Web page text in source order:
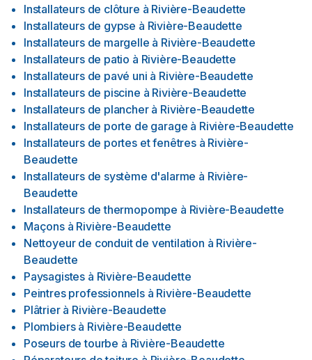
Installateurs de clôture à Rivière-Beaudette
Installateurs de gypse à Rivière-Beaudette
Installateurs de margelle à Rivière-Beaudette
Installateurs de patio à Rivière-Beaudette
Installateurs de pavé uni à Rivière-Beaudette
Installateurs de piscine à Rivière-Beaudette
Installateurs de plancher à Rivière-Beaudette
Installateurs de porte de garage à Rivière-Beaudette
Installateurs de portes et fenêtres à Rivière-
Beaudette
Installateurs de système d'alarme à Rivière-
Beaudette
Installateurs de thermopompe à Rivière-Beaudette
Maçons à Rivière-Beaudette
Nettoyeur de conduit de ventilation à Rivière-
Beaudette
Paysagistes à Rivière-Beaudette
Peintres professionnels à Rivière-Beaudette
Plâtrier à Rivière-Beaudette
Plombiers à Rivière-Beaudette
Poseurs de tourbe à Rivière-Beaudette